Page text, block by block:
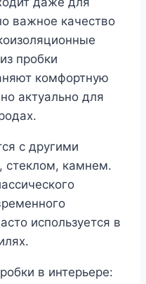
важное качество
пробки
комфортную
актуально для
с другими
стеклом, камнем.
используется в
в интерьере: